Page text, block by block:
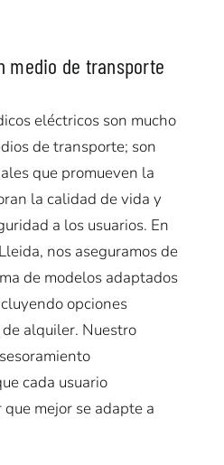
medio de transporte
eléctricos son mucho
de transporte; son
que promueven la
la calidad de vida y
a los usuarios. En
nos aseguramos de
de modelos adaptados
opciones
alquiler. Nuestro
cada usuario
mejor se adapte a